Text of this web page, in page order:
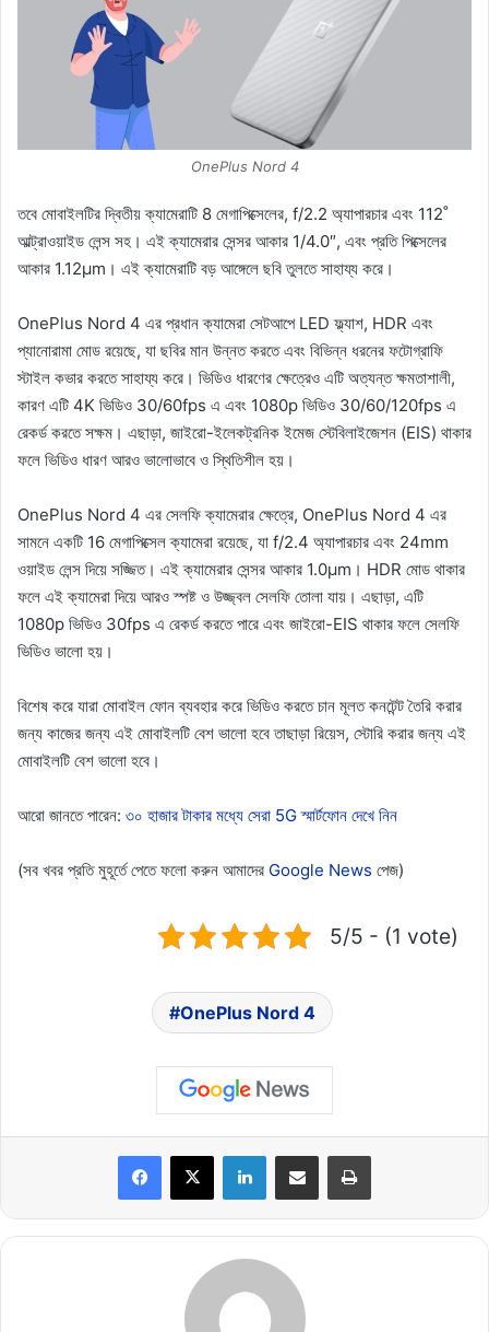
OnePlus Nord 4
তবে মোবাইলটির দ্বিতীয় ক্যামেরাটি 8 মেগাপিক্সেলের, f/2.2 অ্যাপারচার এবং 112˚
আল্ট্রাওয়াইড লেন্স সহ। এই ক্যামেরার সেন্সর আকার 1/4.0″, এবং প্রতি পিক্সেলের
আকার 1.12µm। এই ক্যামেরাটি বড় আঙ্গেলে ছবি তুলতে সাহায্য করে।
OnePlus Nord 4 এর প্রধান ক্যামেরা সেটআপে LED ফ্ল্যাশ, HDR এবং
প্যানোরামা মোড রয়েছে, যা ছবির মান উন্নত করতে এবং বিভিন্ন ধরনের ফটোগ্রাফি
স্টাইল কভার করতে সাহায্য করে। ভিডিও ধারণের ক্ষেত্রেও এটি অত্যন্ত ক্ষমতাশালী,
কারণ এটি 4K ভিডিও 30/60fps এ এবং 1080p ভিডিও 30/60/120fps এ
রেকর্ড করতে সক্ষম। এছাড়া, জাইরো-ইলেকট্রনিক ইমেজ স্টেবিলাইজেশন (EIS) থাকার
ফলে ভিডিও ধারণ আরও ভালোভাবে ও স্থিতিশীল হয়।
OnePlus Nord 4 এর সেলফি ক্যামেরার ক্ষেত্রে, OnePlus Nord 4 এর
সামনে একটি 16 মেগাপিক্সেল ক্যামেরা রয়েছে, যা f/2.4 অ্যাপারচার এবং 24mm
ওয়াইড লেন্স দিয়ে সজ্জিত। এই ক্যামেরার সেন্সর আকার 1.0µm। HDR মোড থাকার
ফলে এই ক্যামেরা দিয়ে আরও স্পষ্ট ও উজ্জ্বল সেলফি তোলা যায়। এছাড়া, এটি
1080p ভিডিও 30fps এ রেকর্ড করতে পারে এবং জাইরো-EIS থাকার ফলে সেলফি
ভিডিও ভালো হয়।
বিশেষ করে যারা মোবাইল ফোন ব্যবহার করে ভিডিও করতে চান মূলত কনটেন্ট তৈরি করার
জন্য কাজের জন্য এই মোবাইলটি বেশ ভালো হবে তাছাড়া রিয়েস, স্টোরি করার জন্য এই
মোবাইলটি বেশ ভালো হবে।
আরো জানতে পারেন: ৩০ হাজার টাকার মধ্যে সেরা 5G স্মার্টফোন দেখে নিন
(সব খবর প্রতি মুহূর্তে পেতে ফলো করুন আমাদের Google News পেজ)
5/5 - (1 vote)
OnePlus Nord 4